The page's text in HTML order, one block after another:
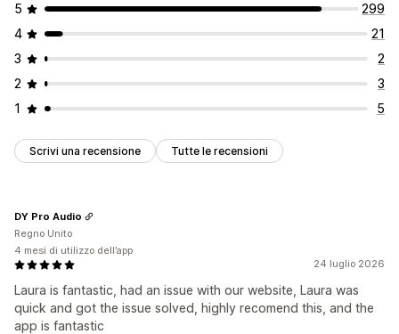
5
299
4
21
3
2
2
3
1
5
Scrivi una recensione Tutte le recensioni
24 luglio 2026
Laura is fantastic, had an issue with our website, Laura was
quick and got the issue solved, highly recomend this, and the
app is fantastic
DY Pro Audio
Regno Unito
4 mesi di utilizzo dell’app